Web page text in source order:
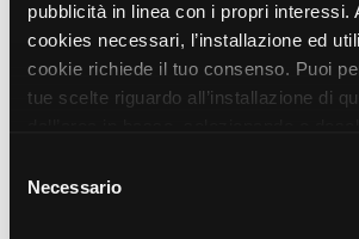
pubblicità in linea con i propri interessi.
cookies necessari, l’installazione ed
cookie richiede il tuo consenso. Puoi
tue scelte riguardo all’installazione di
prosegui” o decidere di accettare tutti i
sul pulsante “Accetta tutti i cookie”.
delNecessario